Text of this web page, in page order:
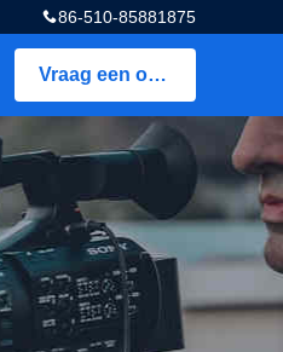
86-510-85881875
Vraag een offerte aan